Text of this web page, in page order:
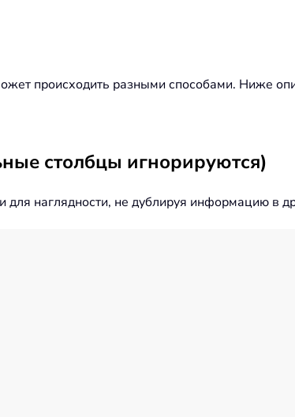
происходить разными способами. Ниже
столбцы игнорируются)
наглядности, не дублируя информацию в